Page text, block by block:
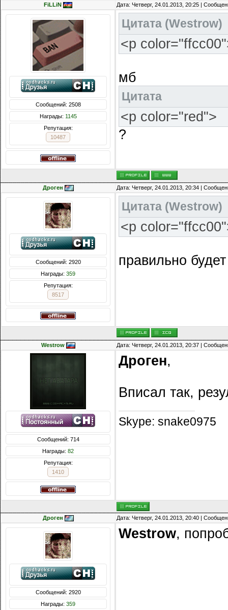
FiLLiN Дата: Четверг, 24.01.2013, 20:25 |
Сообщений: 2508
Награды: 1145
Репутация:
10487
Цитата (Westrow)
<p
мб
Цитата
<p color="red">
?
Дроген Дата: Четверг, 24.01.2013, 20:34 |
Сообщений: 2920
Награды: 359
Репутация:
8517
Цитата (Westrow)
<p
правильно
Westrow Дата: Четверг, 24.01.2013, 20:37 |
Сообщений: 714
Награды: 82
Репутация:
1410
Дроген,
Вписал так,
Skype: snake0975
Дроген Дата: Четверг, 24.01.2013, 20:40 |
Сообщений: 2920
Награды: 359
Westrow,